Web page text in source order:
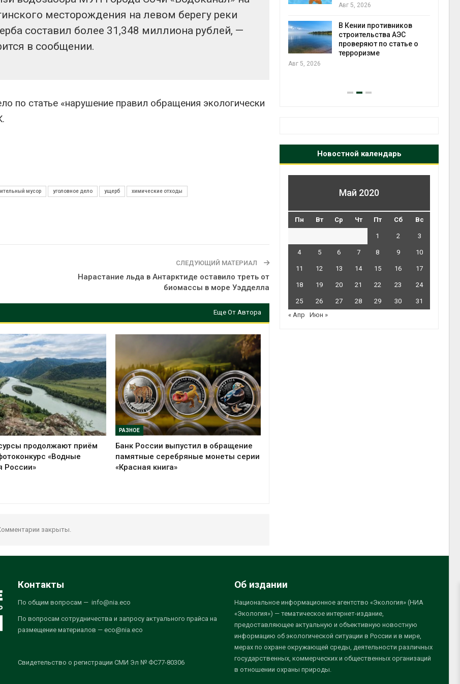
месторождения на левом берегу реки
составил более 31,348 миллиона рублей, —
в сообщении.
по статье «нарушение правил обращения экологически
мусор уголовное дело ущерб химические отходы
СЛЕДУЮЩИЙ МАТЕРИАЛ
Нарастание льда в Антарктиде оставило треть от
биомассы в море Уэдделла
Еще От Автора
продолжают приём
«Водные
России»
РАЗНОЕ
Банк России выпустил в обращение
памятные серебряные монеты серии
«Красная книга»
закрыты.
Суд взыскал с
золотодобывающей
компании 145,4 млн
рублей за ущерб недрам
преступлений
Авг 6, 2026
Новый порядок расчёта
Авг 5, 2026
В Кении противников
строительства АЭС
проверяют по статье о
терроризме
Авг 5, 2026
Новостной календарь
Май 2020
Пн Вт Ср Чт Пт Сб Вс
1 2 3
4 5 6 7 8 9 10
11 12 13 14 15 16 17
18 19 20 21 22 23 24
25 26 27 28 29 30
31
« Апр
Июн »
Контакты
По общим вопросам — info@nia.eco
По вопросам сотрудничества и запросу актуального прайса на
размещение материалов — eco@nia.eco
Свидетельство о регистрации СМИ Эл № ФС77-80306
Об издании
Национальное информационное агентство «Экология» (НИА
«Экология») — тематическое интернет-издание,
предоставляющее актуальную и объективную новостную
информацию об экологической ситуации в России и в мире,
мерах по охране окружающей среды, деятельности различных
государственных, коммерческих и общественных организаций
в отношении охраны природы.